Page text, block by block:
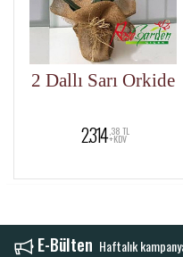
2 Dallı Sarı Orkide
2.314,38 TL
+KDV
E-Bülten Haftalık